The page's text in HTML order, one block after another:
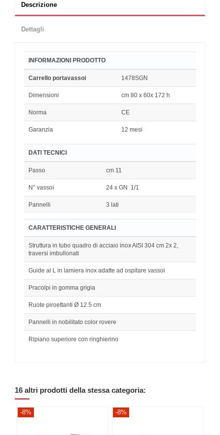
Descrizione
Dettagli
INFORMAZIONI PRODOTTO
Carrello portavassoi 1478SGN
Dimensioni cm 80 x 60x 172 h
Norma CE
Garanzia 12 mesi
DATI TECNICI
Passo cm 11
N° vassoi 24 x GN 1/1
Pannelli 3 lati
CARATTERISTICHE GENERALI
Struttura in tubo quadro di acciaio inox AISI 304 cm 2x 2,
traversi imbullonati
Guide al L in lamiera inox adatte ad ospitare vassoi
Pracolpi in gomma grigia
Ruote piroettanti Ø 12.5 cm
Pannelli in nobilitato color rovere
Ripiano superiore con ringhierino
16 altri prodotti della stessa categoria:
-8% -8%